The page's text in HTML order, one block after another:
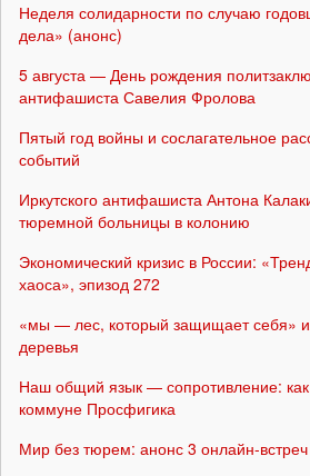
Неделя солидарности по случаю
дела» (анонс)
5 августа — День рождения
антифашиста Савелия Фролова
Пятый год войны и сослагательное
событий
Иркутского антифашиста Антона
тюремной больницы в колонию
Экономический кризис в России:
хаоса», эпизод 272
«мы — лес, который защищает себя»
деревья
Наш общий язык — сопротивление: как
коммуне Просфигика
Мир без тюрем: анонс 3 онлайн-